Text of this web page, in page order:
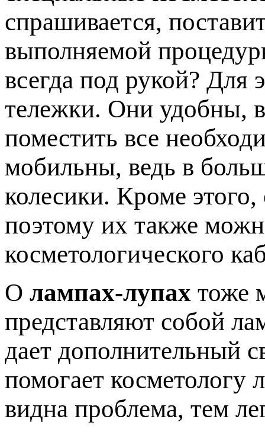
спрашивается,
выполняемой
всегда под рукой? Для
тележки. Они удобны,
поместить все
мобильны, ведь в
колесики. Кроме
поэтому их также
косметологического
О лампах-лупах тоже
представляют собой
дает дополнительный
помогает косметологу
видна проблема, тем